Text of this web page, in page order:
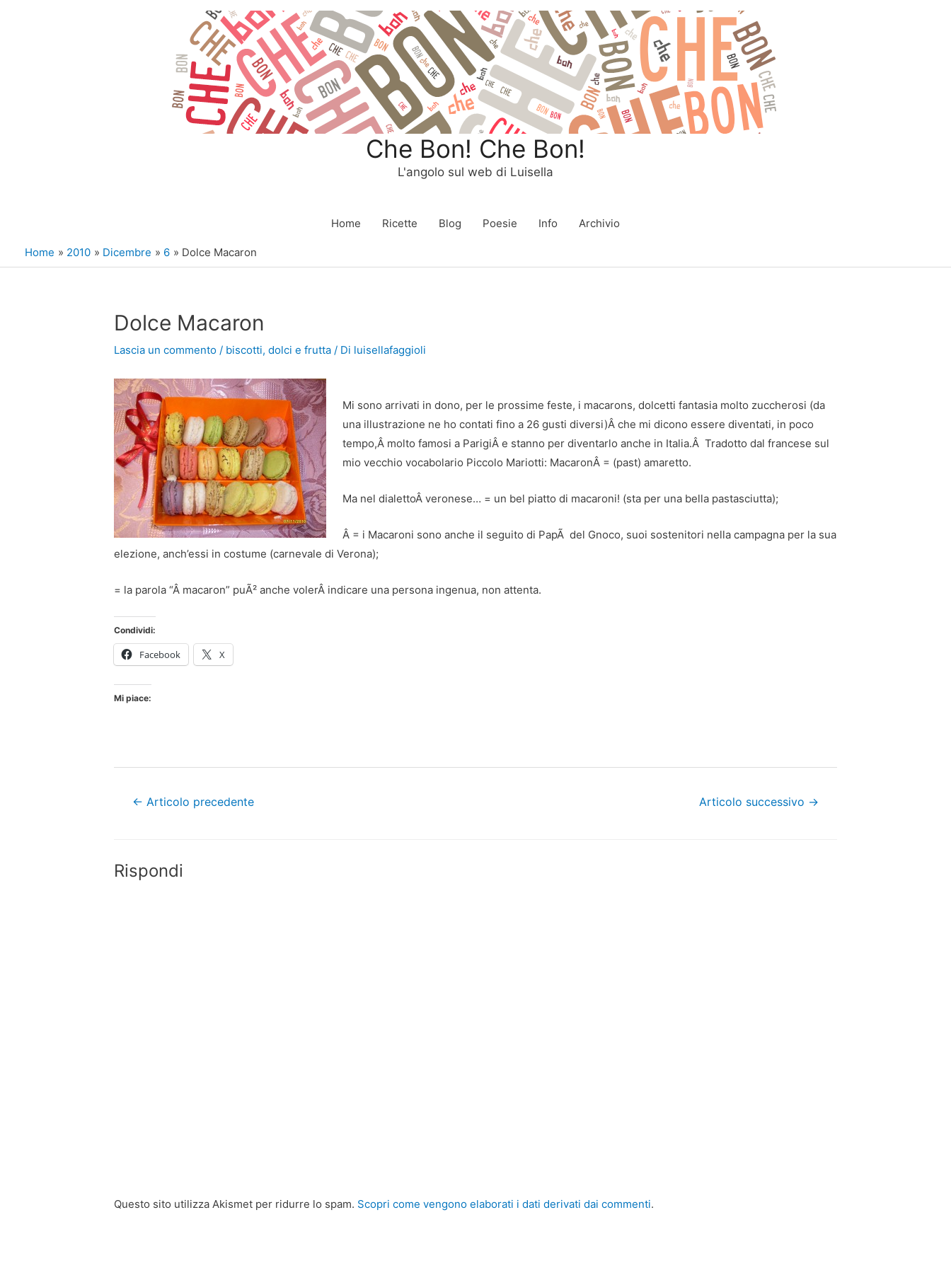
Che Bon! Che Bon!
L'angolo sul web di Luisella
Home Ricette Blog Poesie Info Archivio
Home 2010 Dicembre 6 Dolce Macaron
Dolce Macaron
Lascia un commento / biscotti, dolci e frutta / Di luisellafaggioli
Mi sono arrivati in dono, per le prossime feste, i macarons, dolcetti fantasia molto zuccherosi (da
una illustrazione ne ho contati fino a 26 gusti diversi)Â che mi dicono essere diventati, in poco
tempo,Â molto famosi a ParigiÂ e stanno per diventarlo anche in Italia.Â Tradotto dal francese sul
mio vecchio vocabolario Piccolo Mariotti: MacaronÂ = (past) amaretto.
Ma nel dialettoÂ veronese… = un bel piatto di macaroni! (sta per una bella pastasciutta);
Â = i Macaroni sono anche il seguito di PapÃ del Gnoco, suoi sostenitori nella campagna per la sua
elezione, anch’essi in costume (carnevale di Verona);
= la parola “Â macaron” puÃ² anche volerÂ indicare una persona ingenua, non attenta.
Condividi:
Facebook X
Mi piace:
Navigazione
← Articolo precedente Articolo successivo →
Rispondi
Questo sito utilizza Akismet per ridurre lo spam. Scopri come vengono elaborati i dati derivati dai commenti.